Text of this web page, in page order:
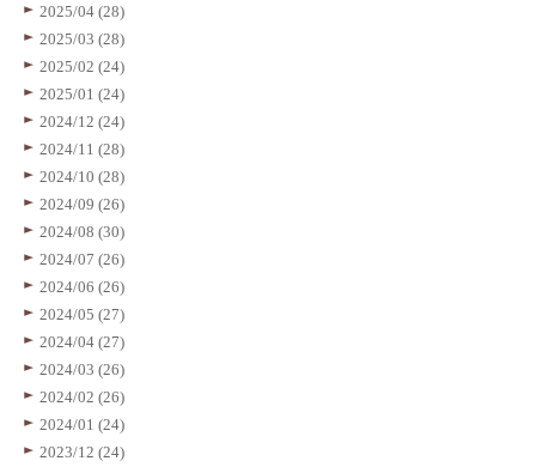
2025/04 (28)
2025/03 (28)
2025/02 (24)
2025/01 (24)
2024/12 (24)
2024/11 (28)
2024/10 (28)
2024/09 (26)
2024/08 (30)
2024/07 (26)
2024/06 (26)
2024/05 (27)
2024/04 (27)
2024/03 (26)
2024/02 (26)
2024/01 (24)
2023/12 (24)